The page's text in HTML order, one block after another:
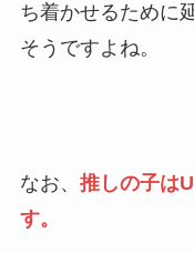
ち着かせるために
そうですよね。
なお、 推しの子は
す。